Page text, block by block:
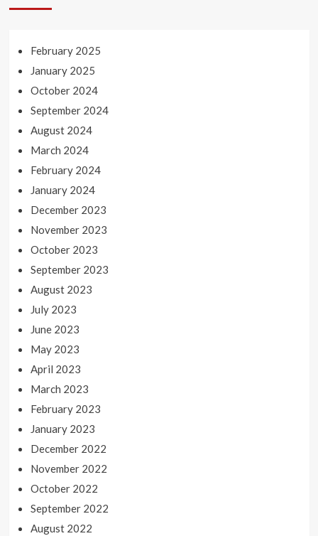
February 2025
January 2025
October 2024
September 2024
August 2024
March 2024
February 2024
January 2024
December 2023
November 2023
October 2023
September 2023
August 2023
July 2023
June 2023
May 2023
April 2023
March 2023
February 2023
January 2023
December 2022
November 2022
October 2022
September 2022
August 2022